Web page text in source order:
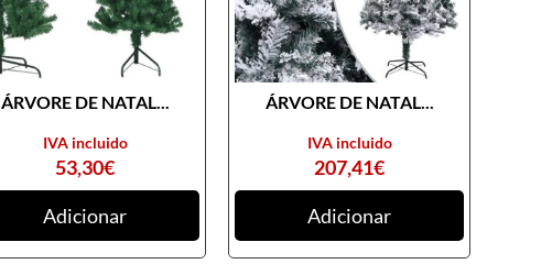
ÁRVORE DE NATAL...
53,30€
IVA incluido
Adicionar
ÁRVORE DE NATAL...
207,41€
IVA incluido
Adicionar